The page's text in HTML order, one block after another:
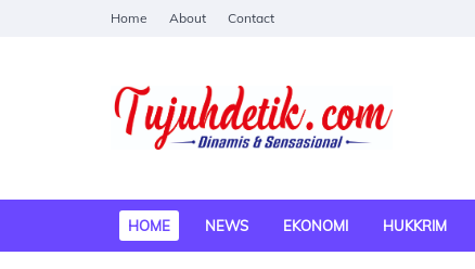
Home About Contact
HOME NEWS EKONOMI HUKKRIM